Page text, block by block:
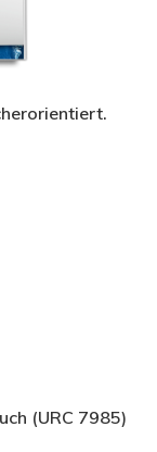
(URC 7985)